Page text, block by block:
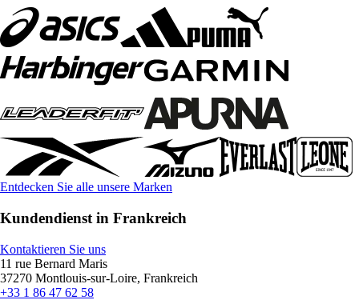
Entdecken Sie alle unsere Marken
Kundendienst in Frankreich
Kontaktieren Sie uns
11 rue Bernard Maris
37270 Montlouis-sur-Loire, Frankreich
+33 1 86 47 62 58